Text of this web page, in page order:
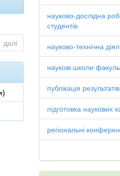
далі
науково-дослідна
студентів
науково-технічна
наукові школи
публікація
підготовка наукових
регіональні